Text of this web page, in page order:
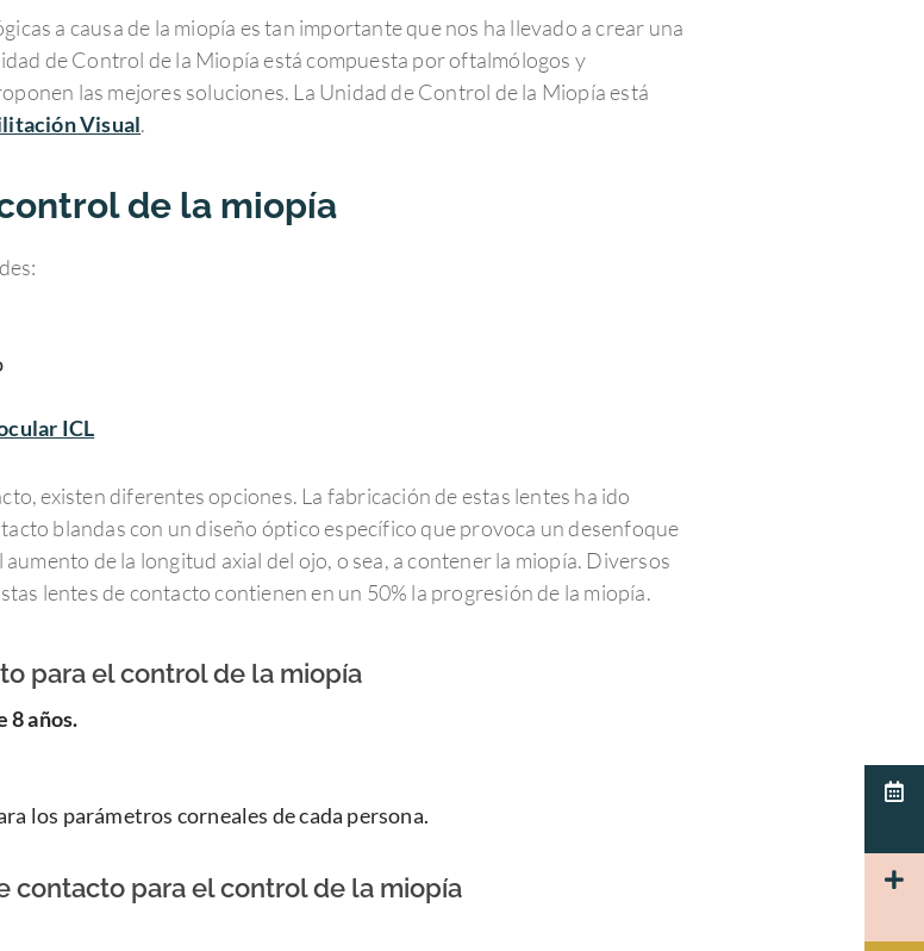
a causa de la miopía es tan importante que nos ha llevado a crear una
de Control de la Miopía está compuesta por oftalmólogos y
las mejores soluciones. La Unidad de Control de la Miopía está
Visual.
de la miopía
ICL
existen diferentes opciones. La fabricación de estas lentes ha ido
blandas con un diseño óptico específico que provoca un desenfoque
de la longitud axial del ojo, o sea, a contener la miopía. Diversos
lentes de contacto contienen en un 50% la progresión de la miopía.
para el control de la miopía
8 años.
los parámetros corneales de cada persona.
contacto para el control de la miopía